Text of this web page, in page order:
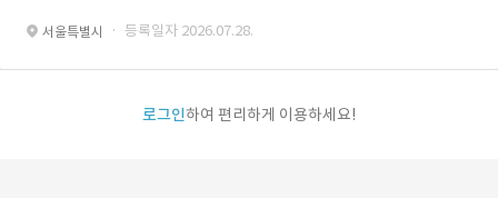
서울특별시 · 등록일자 2026.07.28.
로그인하여 편리하게 이용하세요!